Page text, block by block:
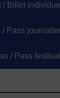
/ Billet individuel
/ Pass
/ Pass festival